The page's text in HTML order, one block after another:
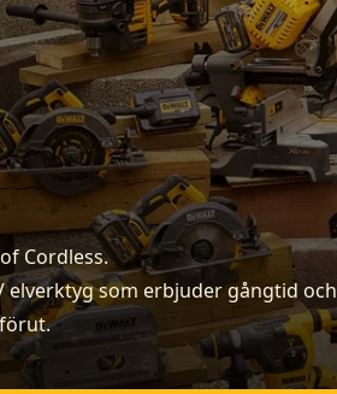
Cordless.
elverktyg som erbjuder gångtid och